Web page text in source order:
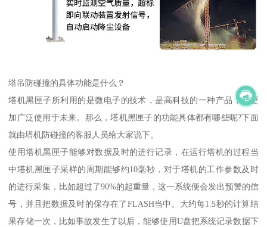
塔吊防碰撞的具体功能是什么？
塔机黑匣子所利用的是微电子的技术，是高科技的一种产品，会更
加广泛使用于未来。那么，塔机黑匣子的功能具体都有哪些呢?下面
就由塔机防碰撞的客服人员给大家说下。
使用塔机黑匣子能够对数据及时的进行记录，在运行塔机的过程当
中塔机黑匣子采样的周期能够约10毫秒，对于塔机的工作参数及时
的进行采集，比如超过了90%的起重量，这一系统便会发出预警的信
号，并且把数据及时的保存在了FLASH当中。大约每1.5秒的计算结
果存储一次，比如事故发生了以后，能够使用U盘把系统记录数据下